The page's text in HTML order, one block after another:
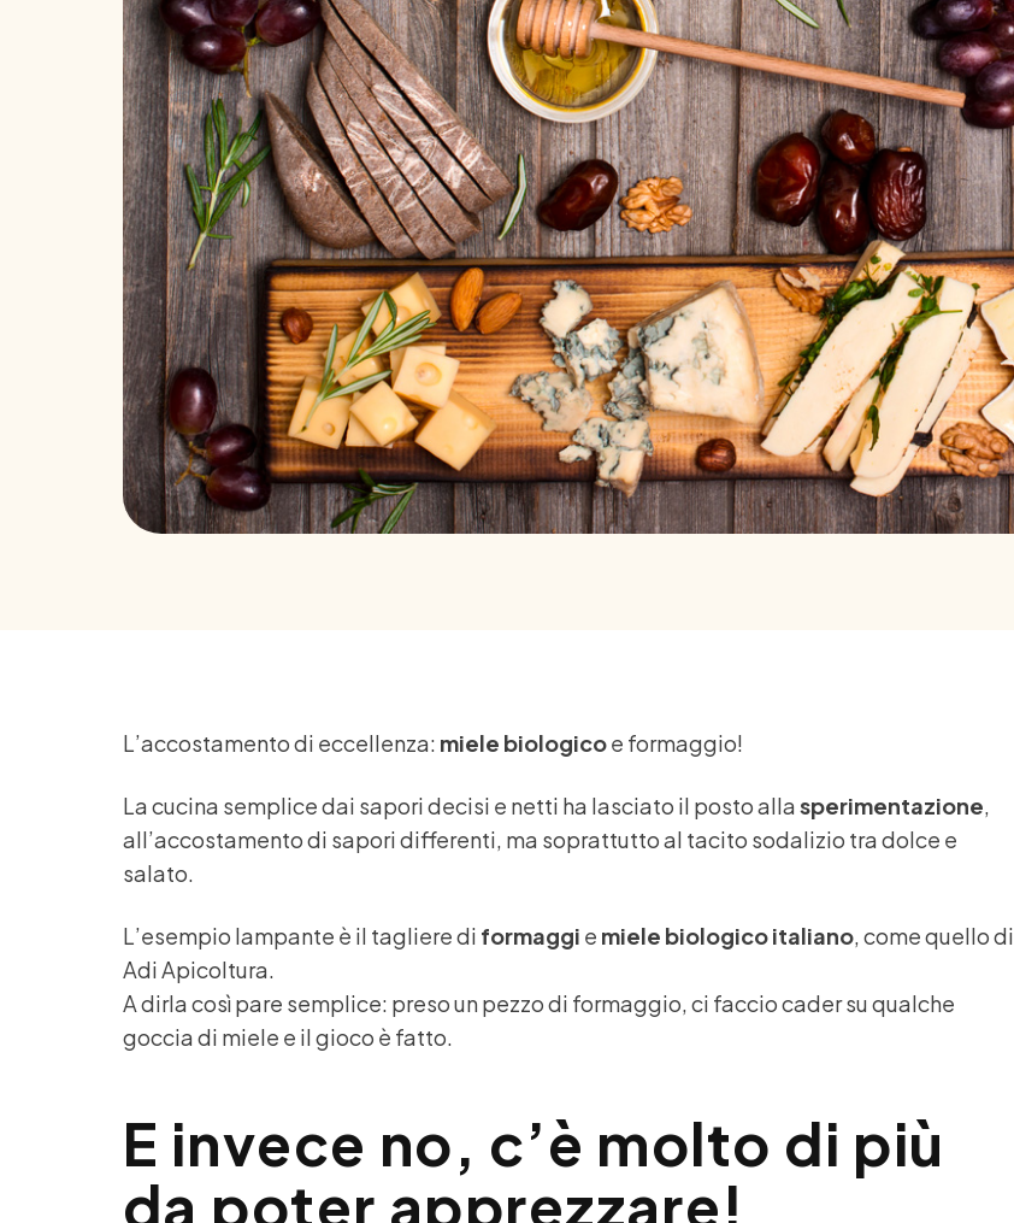
L’accostamento di eccellenza: miele biologicoe formaggio!
La cucina semplice dai sapori decisi e netti ha lasciato il posto allasperimentazione,
all’accostamento di sapori differenti, ma soprattutto al tacito sodalizio tra dolce e
salato.
L’esempio lampante è il tagliere di formaggi e miele biologico italiano, come quello di
Adi Apicoltura.
A dirla così pare semplice: preso un pezzo di formaggio, ci faccio cader su qualche
goccia di miele e il gioco è fatto.
E invece no, c’è molto di più
da poter apprezzare!